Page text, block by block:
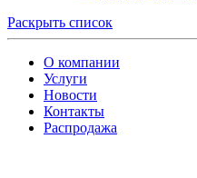
Раскрыть список
О компании
Услуги
Новости
Контакты
Распродажа